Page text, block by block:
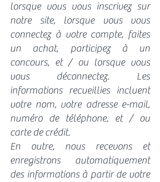
lorsque vous vous inscrivez sur
notre site, lorsque vous vous
connectez à votre compte, faites
un achat, participez à un
concours, et / ou lorsque vous
vous déconnectez. Les
informations recueillies incluent
votre nom, votre adresse e-mail,
numéro de téléphone, et / ou
carte de crédit.
En outre, nous recevons et
enregistrons automatiquement
des informations à partir de votre